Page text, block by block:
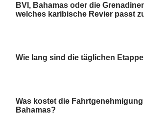
BVI, Bahamas oder die
welches karibische Revier passt
Wie lang sind die täglichen
Was kostet die
Bahamas?